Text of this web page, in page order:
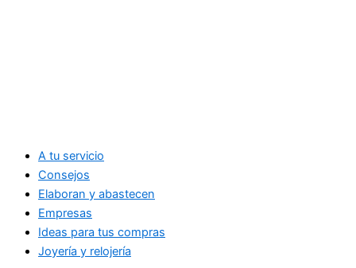
A tu servicio
Consejos
Elaboran y abastecen
Empresas
Ideas para tus compras
Joyería y relojería